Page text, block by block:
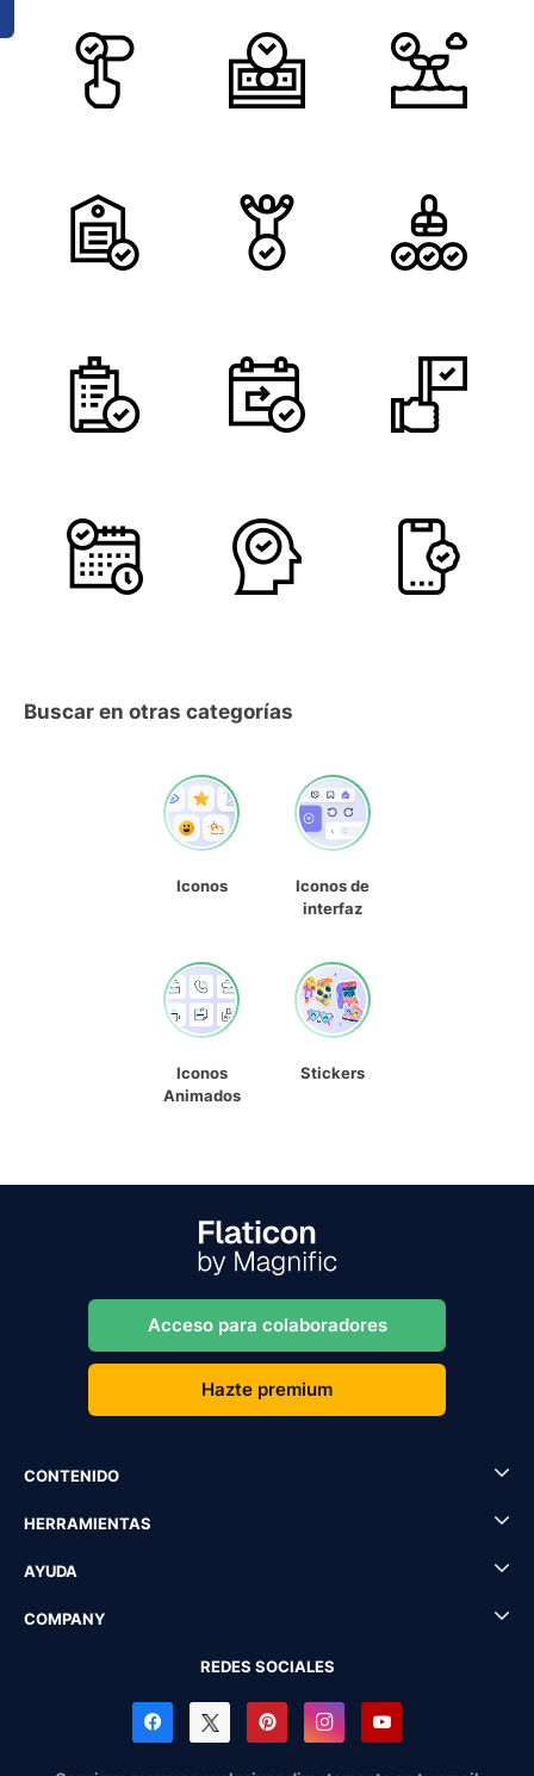
Buscar en otras categorías
Iconos
Iconos de
interfaz
Iconos
Animados
Stickers
Acceso para colaboradores
Hazte premium
CONTENIDO
HERRAMIENTAS
AYUDA
COMPANY
REDES SOCIALES